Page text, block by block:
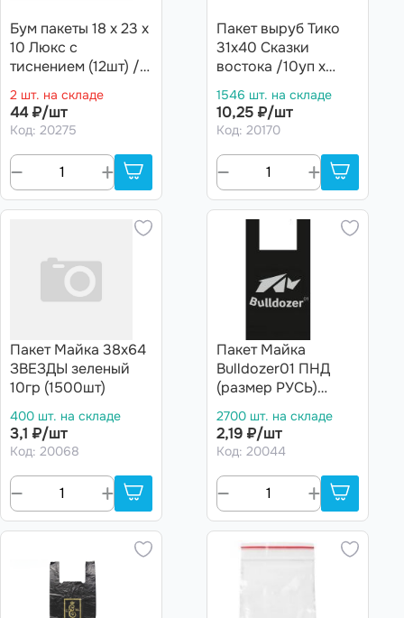
Бум пакеты 18 х 23 х
10 Люкс с
тиснением (12шт) /
2 шт. на складе
44 ₽/шт
Код: 20275
Пакет выруб Тико
31х40 Сказки
востока /10уп х
ламин.
1546 шт. на складе
10,25 ₽/шт
Код: 20170
Пакет Майка 38х64
ЗВЕЗДЫ зеленый
10гр (1500шт)
400 шт. на складе
3,1 ₽/шт
Код: 20068
Пакет Майка
Bulldozer01 ПНД
(размер РУСЬ)
черный, печать 1+0,
1000 в упаковке
2700 шт. на складе
2,19 ₽/шт
Код: 20044